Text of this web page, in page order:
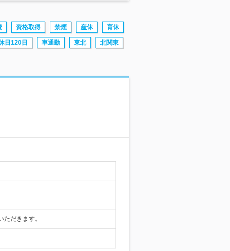
資格取得 禁煙 産休 育休
日120日 車通勤 東北 北関東
だきます。